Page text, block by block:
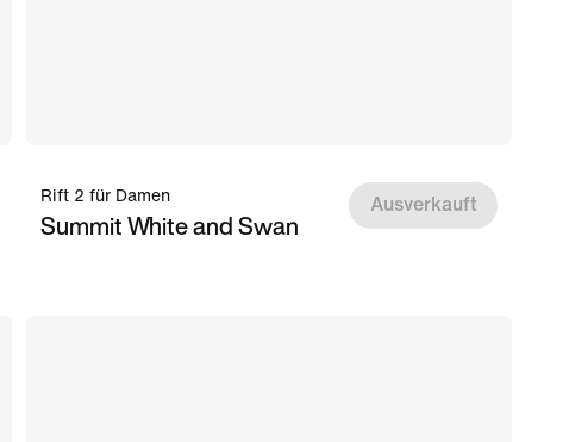
Rift 2 für Damen
Summit White and Swan
Ausverkauft